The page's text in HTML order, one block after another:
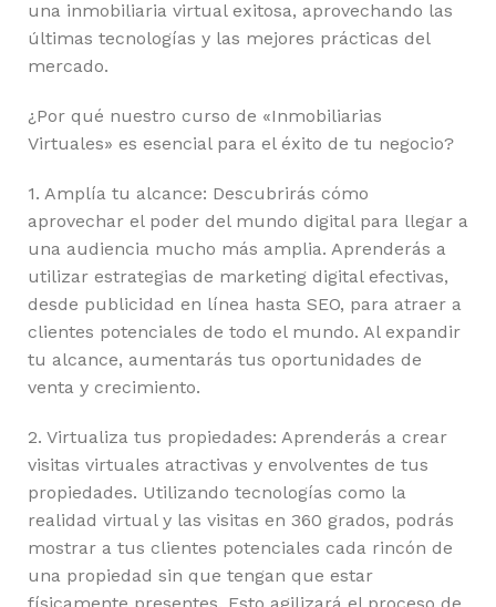
una inmobiliaria virtual exitosa, aprovechando las
últimas tecnologías y las mejores prácticas del
mercado.
¿Por qué nuestro curso de «Inmobiliarias
Virtuales» es esencial para el éxito de tu negocio?
1. Amplía tu alcance: Descubrirás cómo
aprovechar el poder del mundo digital para llegar a
una audiencia mucho más amplia. Aprenderás a
utilizar estrategias de marketing digital efectivas,
desde publicidad en línea hasta SEO, para atraer a
clientes potenciales de todo el mundo. Al expandir
tu alcance, aumentarás tus oportunidades de
venta y crecimiento.
2. Virtualiza tus propiedades: Aprenderás a crear
visitas virtuales atractivas y envolventes de tus
propiedades. Utilizando tecnologías como la
realidad virtual y las visitas en 360 grados, podrás
mostrar a tus clientes potenciales cada rincón de
una propiedad sin que tengan que estar